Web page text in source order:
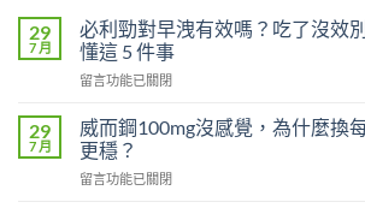
29
7 月
必利勁對早洩有效嗎？吃了沒效
懂這 5 件事
在
利
勁
對
早
留言功能已關閉
29
7 月
威而鋼100mg沒感覺，為什麼換
更穩？
在
留言功能已關閉